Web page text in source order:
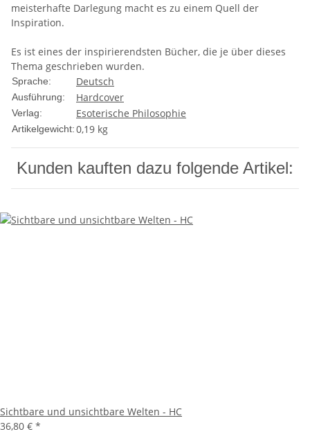
meisterhafte Darlegung macht es zu einem Quell der
Inspiration.
Es ist eines der inspirierendsten Bücher, die je über dieses
Thema geschrieben wurden.
Sprache: Deutsch
Ausführung: Hardcover
Verlag: Esoterische Philosophie
Artikelgewicht:0,19 kg
Kunden kauften dazu folgende Artikel:
Sichtbare und unsichtbare Welten - HC
36,80 € *